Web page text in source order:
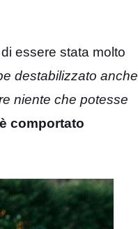
essere stata molto
destabilizzato anche
niente che potesse
comportato